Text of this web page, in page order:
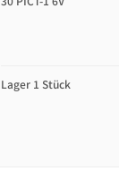
Lager 1 Stück